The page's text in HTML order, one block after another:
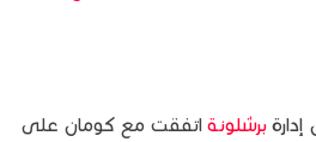
برشلونة اتفقت مع كومان على